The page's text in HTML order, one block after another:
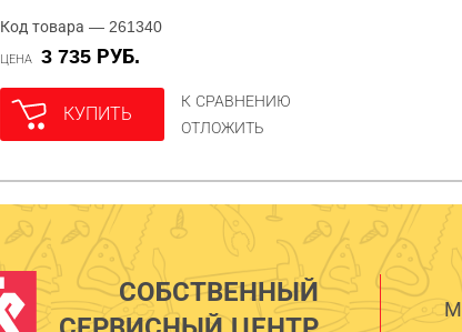
Код товара — 261340
ЦЕНА 3 735 РУБ.
КУПИТЬ
К СРАВНЕНИЮ
ОТЛОЖИТЬ
СОБСТВЕННЫЙ